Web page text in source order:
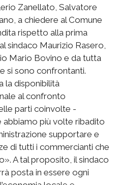
Zanellato, Salvatore
a chiedere al Comune
rispetto alla prima
sindaco Maurizio Rasero,
Mario Bovino e da tutta
si sono confrontanti.
la disponibilità
al confronto
parti coinvolte -
più volte ribadito
supportare e
di tutti i commercianti che
A tal proposito, il sindaco
posta in essere ogni